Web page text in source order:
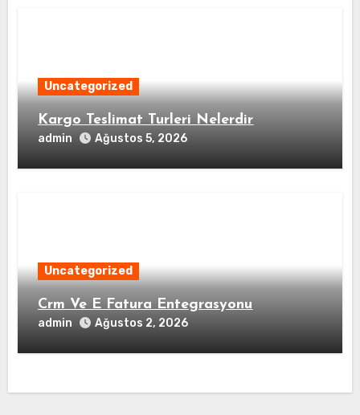
Uncategorized
Kargo Teslimat Turleri Nelerdir
admin Ağustos 5, 2026
Uncategorized
Crm Ve E Fatura Entegrasyonu
admin Ağustos 2, 2026